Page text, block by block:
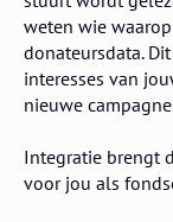
weten wie
donateursdata.
interesses van
nieuwe
Integratie brengt
voor jou als